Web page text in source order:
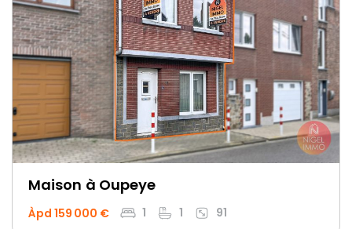
Maison à Oupeye
Àpd 159 000 € 1 1 91